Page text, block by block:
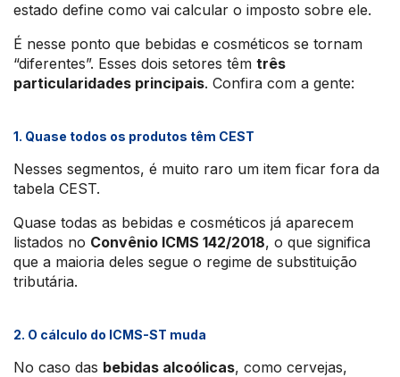
estado define como vai calcular o imposto sobre ele.
É nesse ponto que bebidas e cosméticos se tornam
“diferentes”. Esses dois setores têm três
particularidades principais. Confira com a gente:
1. Quase todos os produtos têm CEST
Nesses segmentos, é muito raro um item ficar fora da
tabela CEST.
Quase todas as bebidas e cosméticos já aparecem
listados no Convênio ICMS 142/2018, o que significa
que a maioria deles segue o regime de substituição
tributária.
2. O cálculo do ICMS-ST muda
No caso das bebidas alcoólicas, como cervejas,